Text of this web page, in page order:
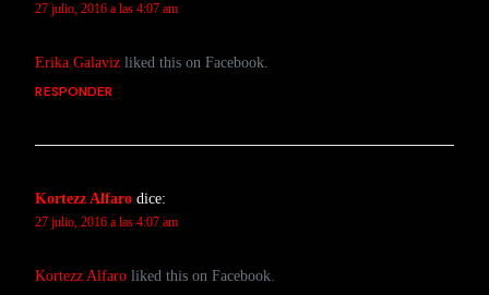
27 julio, 2016 a las 4:07 am
Erika Galaviz liked this on Facebook.
RESPONDER
Kortezz Alfaro dice:
27 julio, 2016 a las 4:07 am
Kortezz Alfaro liked this on Facebook.